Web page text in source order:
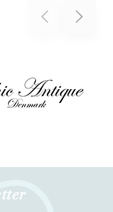
Previous Next